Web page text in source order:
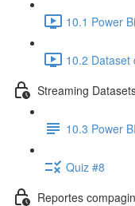
10.1 Power
10.2 Dataset
Streaming
10.3 Power
Quiz #8
Reportes